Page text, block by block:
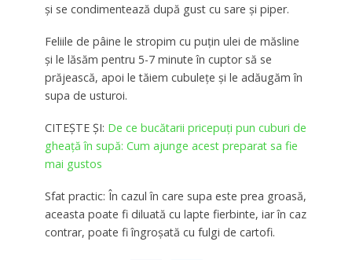
și se condimentează după gust cu sare și piper.
Feliile de pâine le stropim cu puțin ulei de măsline
și le lăsăm pentru 5-7 minute în cuptor să se
prăjească, apoi le tăiem cubulețe și le adăugăm în
supa de usturoi.
CITEȘTE ȘI: De ce bucătarii pricepuți pun cuburi de
gheață în supă: Cum ajunge acest preparat sa fie
mai gustos
Sfat practic: În cazul în care supa este prea groasă,
aceasta poate fi diluată cu lapte fierbinte, iar în caz
contrar, poate fi îngroșată cu fulgi de cartofi.